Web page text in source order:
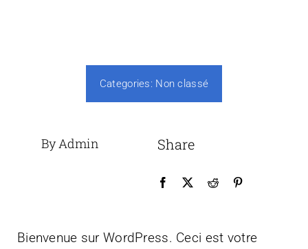
Categories: Non classé
By Admin Share
Bienvenue sur WordPress. Ceci est votre